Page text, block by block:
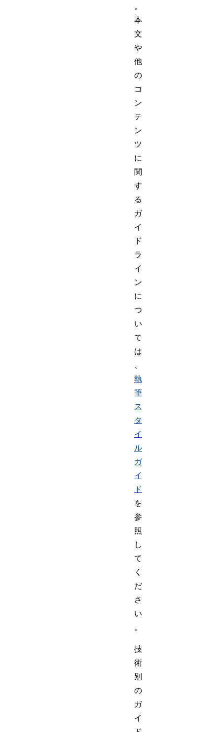
。
本
文
や
他
の
コ
ン
テ
ン
ツ
に
関
す
る
ガ
イ
ド
ラ
イ
ン
に
つ
い
て
は
執
筆
ス
タ
イ
ル
ガ
イ
ド
を
参
照
し
て
く
だ
さ
い
。
技
術
別
の
ガ
イ